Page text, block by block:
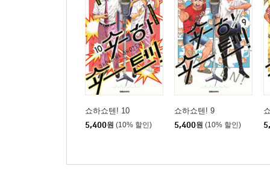
쇼하쇼텐! 10
5,400원 (10% 할인)
쇼하쇼텐! 9
5,400원 (10% 할인)